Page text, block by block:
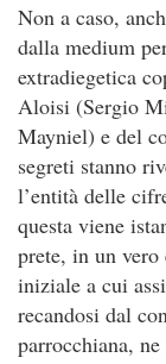
Non a caso,
dalla medium
extradiegetica
Aloisi (Sergio
Mayniel) e del
segreti stanno
l’entità delle
questa viene
prete, in un
iniziale a cui
recandosi dal
parrocchiana,